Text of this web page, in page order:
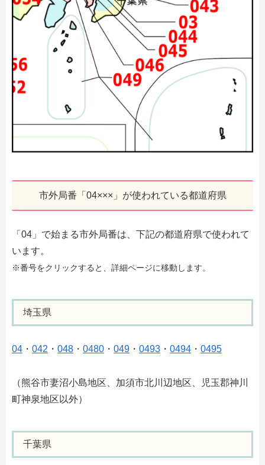
市外局番「04×××」が使われている都道府県
「04」で始まる市外局番は、下記の都道府県で使われて
います。
※番号をクリックすると、詳細ページに移動します。
埼玉県
04 ・ 042 ・ 048 ・ 0480 ・ 049 ・ 0493 ・ 0494 ・ 0495
（熊谷市妻沼小島地区、加須市北川辺地区、児玉郡神川
町神泉地区以外）
千葉県